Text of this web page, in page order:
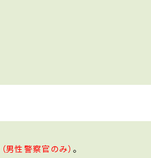
（男性警察官のみ）。